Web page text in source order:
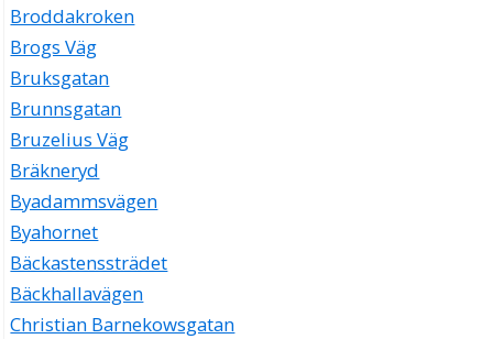
Broddakroken
Brogs Väg
Bruksgatan
Brunnsgatan
Bruzelius Väg
Bräkneryd
Byadammsvägen
Byahornet
Bäckastenssträdet
Bäckhallavägen
Christian Barnekowsgatan